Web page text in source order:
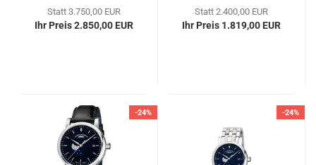
Statt 3.750,00 EUR
Ihr Preis 2.850,00 EUR
Statt 2.400,00 EUR
Ihr Preis 1.819,00 EUR
-24% -24%